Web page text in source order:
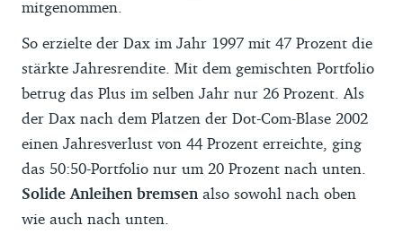
mitgenommen.
So erzielte der Dax im Jahr 1997 mit 47 Prozent die
stärkte Jahresrendite. Mit dem gemischten Portfolio
betrug das Plus im selben Jahr nur 26 Prozent. Als
der Dax nach dem Platzen der Dot-Com-Blase 2002
einen Jahresverlust von 44 Prozent erreichte, ging
das 50:50-Portfolio nur um 20 Prozent nach unten.
Solide Anleihen bremsen also sowohl nach oben
wie auch nach unten.